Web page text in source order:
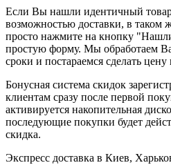
Если Вы нашли идентичный
возможностью доставки, в таком
просто нажмите на кнопку
простую форму. Мы обработаем
сроки и постараемся сделать
Бонусная система скидок
клиентам сразу после первой
активируется накопительная
последующие покупки будет
скидка.
Экспресс доставка в Киев,